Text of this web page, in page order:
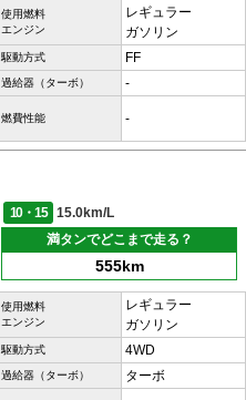
使用燃料
エンジン
レギュラー
ガソリン
駆動方式 FF
過給器（ターボ） -
燃費性能 -
10・15
15.0km/L
満タンでどこまで走る？
555km
使用燃料
エンジン
レギュラー
ガソリン
駆動方式 4WD
過給器（ターボ） ターボ